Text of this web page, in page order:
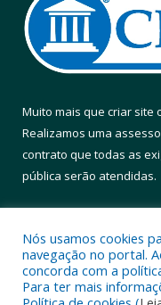
Muito mais que criar site
Realizamos uma
contrato que todas as
pública serão atendidas.
Nós usamos cookies
navegação no portal.
concorda com a
Para ter mais